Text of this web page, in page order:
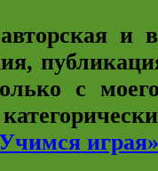
и
с
играя»